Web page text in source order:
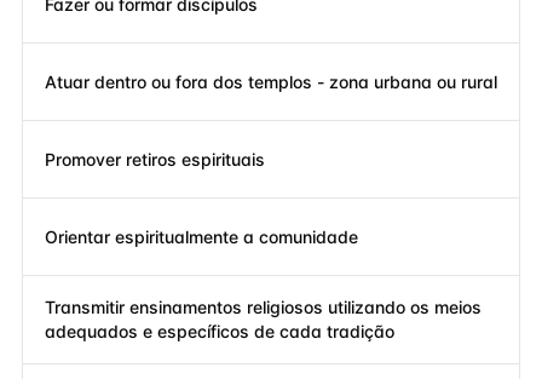
Atuar dentro ou fora dos templos - zona urbana ou rural
Promover retiros espirituais
Orientar espiritualmente a comunidade
Transmitir ensinamentos religiosos utilizando os meios
adequados e específicos de cada tradição